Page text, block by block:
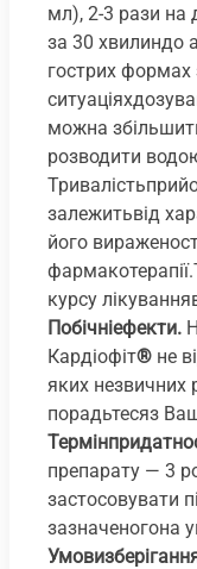
мл), 2-3 рази на
за 30 хвилиндо
гострих формах
можна
розводити
залежитьвід
його
курсу
Побічніефекти.
Кардіофіт® не
яких незвичних
порадьтесяз
препарату — 3
застосовувати
зазначеногона